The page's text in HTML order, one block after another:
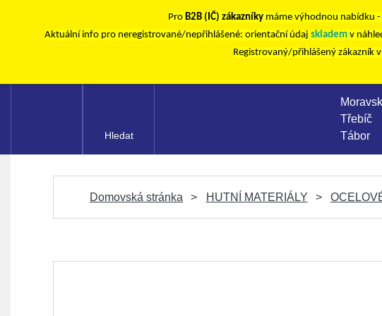
Pro B2B (IČ) zákazníky máme výhodnou nabídku -
Aktuální info pro neregistrované/nepřihlášené: orientační údaj skladem v
Registrovaný/přihlášený zákazník
Třebíč
Tábor
Hledat
Domovská stránka HUTNÍ MATERIÁLY